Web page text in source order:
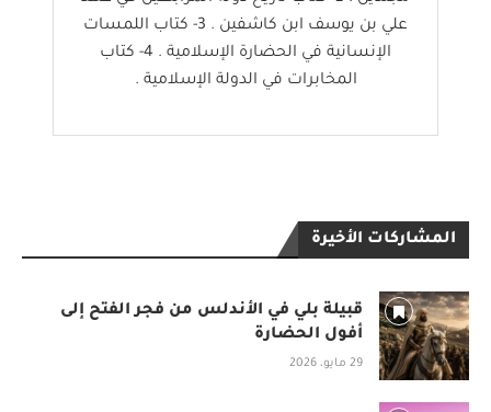
علي بن يوسف ابن كاشفين . 3- كتاب اللمسات
الإنسانية في الحضارة الإسلامية . 4- كتاب
المخابرات في الدولة الإسلامية .
المشاركات الأخيرة
قبيلة بلي في الأندلس من فجر الفتح إلى
أفول الحضارة
29 مايو، 2026